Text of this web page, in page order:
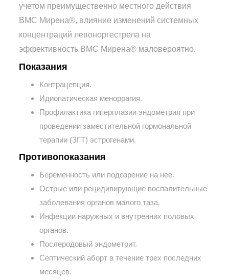
учетом преимущественно местного действия
ВМС Мирена®, влияние изменений системных
концентраций левоноргестрела на
эффективность ВМС Мирена® маловероятно.
Показания
Контрацепция.
Идиопатическая меноррагия.
Профилактика гиперплазии эндометрия при
проведении заместительной гормональной
терапии (ЗГТ) эстрогенами.
Противопоказания
Беременность или подозрение на нее.
Острые или рецидивирующие воспалительные
заболевания органов малого таза.
Инфекции наружных и внутренних половых
органов.
Послеродовый эндометрит.
Септический аборт в течение трех последних
месяцев.